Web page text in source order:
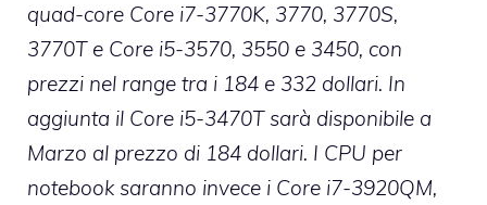
quad-core Core i7-3770K, 3770, 3770S,
3770T e Core i5-3570, 3550 e 3450, con
prezzi nel range tra i 184 e 332 dollari. In
aggiunta il Core i5-3470T sarà disponibile a
Marzo al prezzo di 184 dollari. I CPU per
notebook saranno invece i Core i7-3920QM,